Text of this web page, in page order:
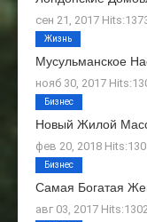
сен 21, 2017
Мусульманское
нояб 30, 2017
Жизнь
Новый Жилой
фев 20, 2018
Бизнес
Самая Богатая
авг 03, 2017
Бизнес